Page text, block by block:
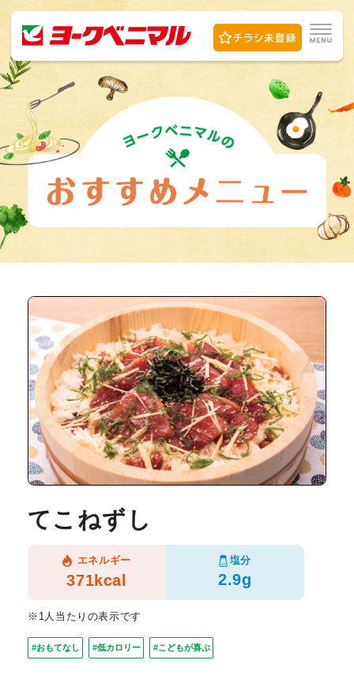
てこねずし
エネルギー
371kcal
塩分
2.9g
※1人当たりの表示です
#おもてなし #低カロリー #こどもが喜ぶ